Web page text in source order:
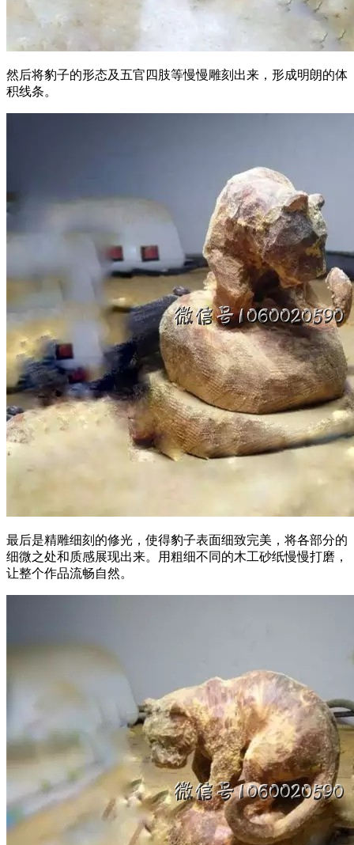
然后将豹子的形态及五官四肢等慢慢雕刻出来，形成明朗的体
积线条。
最后是精雕细刻的修光，使得豹子表面细致完美，将各部分的
细微之处和质感展现出来。用粗细不同的木工砂纸慢慢打磨，
让整个作品流畅自然。